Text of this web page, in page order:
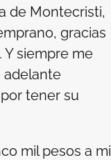
de Montecristi,
gracias
Y siempre me
adelante
tener su
mil pesos a mi